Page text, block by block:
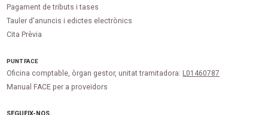
Pagament de tributs i tases
Tauler d'anuncis i edictes electrònics
Cita Prèvia
PUNTFACE
Oficina comptable, òrgan gestor, unitat tramitadora: L01460787
Manual FACE per a proveïdors
SEGUEIX-NOS